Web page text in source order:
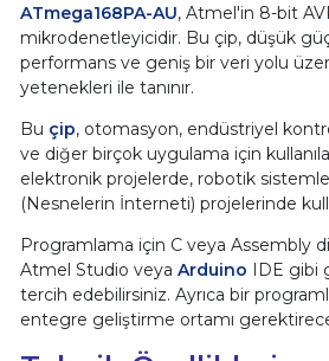
ATmega168PA-AU, Atmel'in 8-bit
mikrodenetleyicidir. Bu çip, düşük
performans ve geniş bir veri yolu
yetenekleri ile tanınır.
Bu çip, otomasyon, endüstriyel
ve diğer birçok uygulama için
elektronik projelerde, robotik
(Nesnelerin İnterneti) projelerinde
Programlama için C veya Assembly
Atmel Studio veya Arduino IDE gibi
tercih edebilirsiniz. Ayrıca bir
entegre geliştirme ortamı